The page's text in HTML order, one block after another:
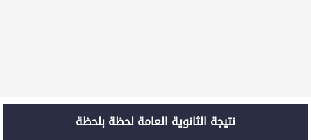
نتيجة الثانوية العامة لحظة بلحظة